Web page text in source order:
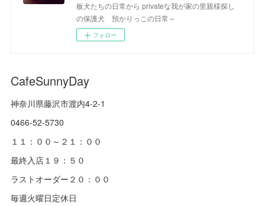
板犬たちの日常から privateな我が家の里親様探し
の保護犬 預かりっこの日常～
フォロー
CafeSunnyDay
神奈川県藤沢市渡内4-2-1
0466-52-5730
１１：００～２１：００
最終入店１９：５０
ラストオーダー２０：００
毎週火曜日定休日